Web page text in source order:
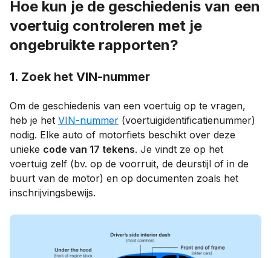
Hoe kun je de geschiedenis van een
voertuig controleren met je
ongebruikte rapporten?
1. Zoek het VIN-nummer
Om de geschiedenis van een voertuig op te vragen,
heb je het VIN-nummer (voertuigidentificatienummer)
nodig. Elke auto of motorfiets beschikt over deze
unieke code van 17 tekens. Je vindt ze op het
voertuig zelf (bv. op de voorruit, de deurstijl of in de
buurt van de motor) en op documenten zoals het
inschrijvingsbewijs.